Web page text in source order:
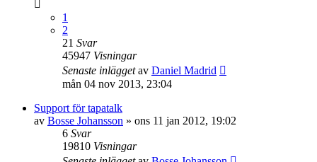
1
2
21 Svar
45947 Visningar
Senaste inläggetav Daniel Madrid
mån 04 nov 2013, 23:04
Support för tapatalk
av Bosse Johansson » ons 11 jan 2012, 19:02
6 Svar
19810 Visningar